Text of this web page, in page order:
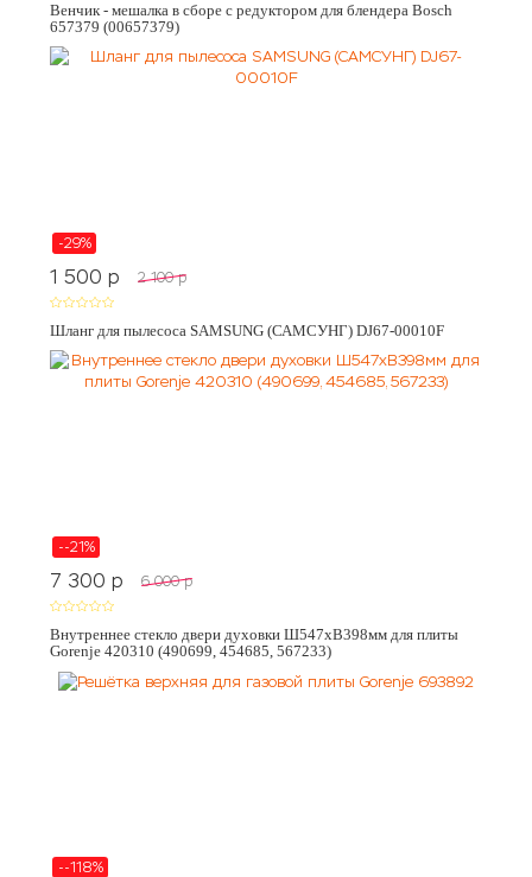
Венчик - мешалка в сборе с редуктором для блендера Bosch
657379 (00657379)
-29%
1 500 p 2 100 p
Шланг для пылесоса SAMSUNG (САМСУНГ) DJ67-00010F
--21%
7 300 p 6 000 p
Внутреннее стекло двери духовки Ш547хВ398мм для плиты
Gorenje 420310 (490699, 454685, 567233)
--118%